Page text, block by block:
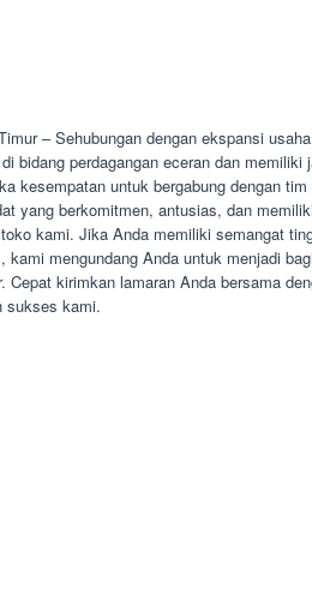
– Sehubungan dengan ekspansi
bidang perdagangan eceran dan memiliki
kesempatan untuk bergabung dengan
yang berkomitmen, antusias, dan
kami. Jika Anda memiliki semangat
mengundang Anda untuk menjadi
kirimkan lamaran Anda bersama
sukses kami.